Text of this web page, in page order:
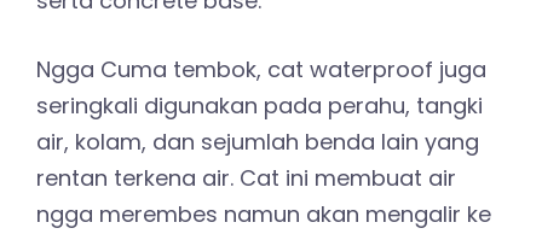
Ngga Cuma tembok, cat waterproof juga
seringkali digunakan pada perahu, tangki
air, kolam, dan sejumlah benda lain yang
rentan terkena air. Cat ini membuat air
ngga merembes namun akan mengalir ke